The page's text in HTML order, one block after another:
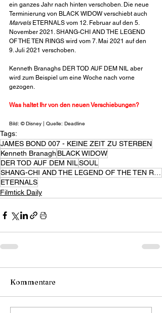
ein ganzes Jahr nach hinten verschoben. Die neue
Terminierung von BLACK WIDOW verschiebt auch
Marvels ETERNALS vom 12. Februar auf den 5.
November 2021. SHANG-CHI AND THE LEGEND
OF THE TEN RINGS wird vom 7. Mai 2021 auf den
9. Juli 2021 verschoben.
Kenneth Branaghs DER TOD AUF DEM NIL aber
wird zum Beispiel um eine Woche nach vorne
gezogen.
Was haltet Ihr von den neuen Verschiebungen?
Bild: © Disney | Quelle: Deadline
Tags:
JAMES BOND 007 - KEINE ZEIT ZU STERBEN
Kenneth Branagh BLACK WIDOW
DER TOD AUF DEM NILSOUL
SHANG-CHI AND THE LEGEND OF THE TEN RINGS
ETERNALS
Filmtick Daily
Kommentare